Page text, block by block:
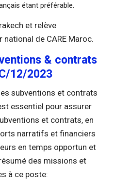
étant préférable.
et relève
de CARE Maroc.
& contrats
12/2023
subventions et contrats
essentiel pour assurer
et contrats, en
narratifs et financiers
en temps opportun et
des missions et
à ce poste: